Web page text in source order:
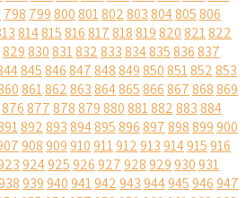
798 799800801802803804805806
814815816817818819820821822
829830831832833834835836837
845846847848849850851852853
861862863864865866867868869
876877878879880881882883884
892893894895896897898899900
908909910911912913914915916
924925926927928929930931
939940941942943944945946947